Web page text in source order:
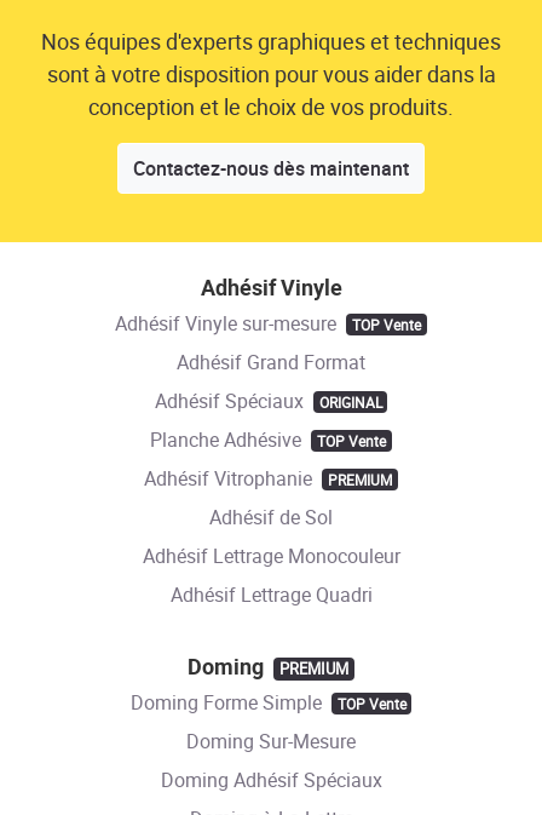
Nos équipes d'experts graphiques et techniques
sont à votre disposition pour vous aider dans la
conception et le choix de vos produits.
Contactez-nous dès maintenant
Adhésif Vinyle
Adhésif Vinyle sur-mesure TOP Vente
Adhésif Grand Format
Adhésif Spéciaux
ORIGINAL
Planche Adhésive TOP Vente
Adhésif Vitrophanie PREMIUM
Adhésif de Sol
Adhésif Lettrage Monocouleur
Adhésif Lettrage Quadri
Doming PREMIUM
Doming Forme Simple TOP Vente
Doming Sur-Mesure
Doming Adhésif Spéciaux